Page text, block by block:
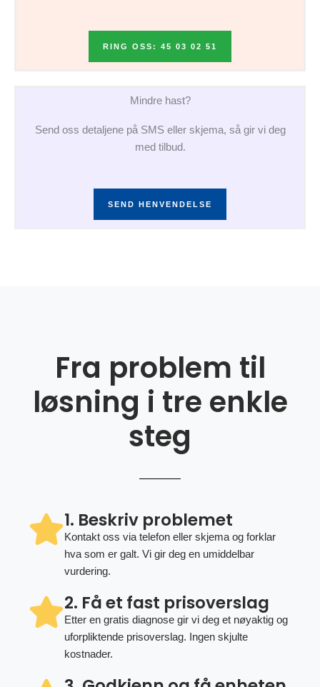
RING OSS: 45 03 02 51
Mindre hast?
Send oss detaljene på SMS eller skjema, så gir vi deg
med tilbud.
SEND HENVENDELSE
Fra problem til
løsning i tre enkle
steg
1. Beskriv problemet
Kontakt oss via telefon eller skjema og forklar
hva som er galt. Vi gir deg en umiddelbar
vurdering.
2. Få et fast prisoverslag
Etter en gratis diagnose gir vi deg et nøyaktig og
uforpliktende prisoverslag. Ingen skjulte
kostnader.